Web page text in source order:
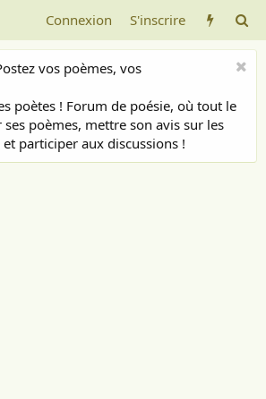
Connexion S'inscrire
vos poèmes, vos
poètes ! Forum de poésie, où tout le
poèmes, mettre son avis sur les
participer aux discussions !